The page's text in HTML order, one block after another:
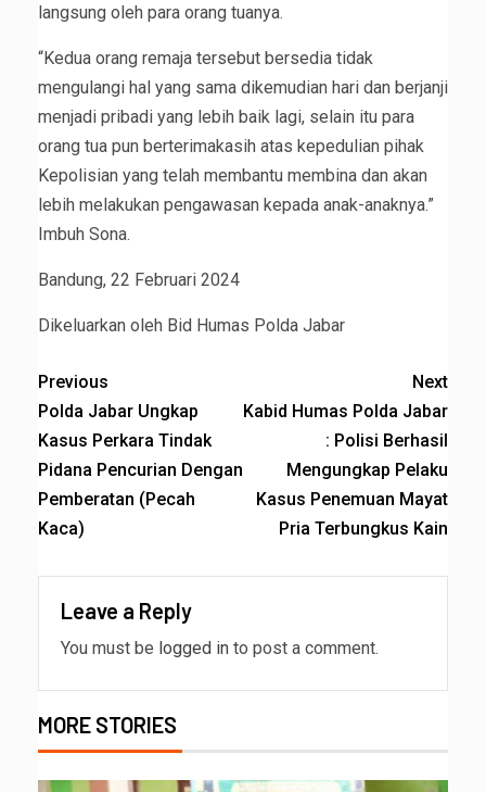
langsung oleh para orang tuanya.
“Kedua orang remaja tersebut bersedia tidak
mengulangi hal yang sama dikemudian hari dan berjanji
menjadi pribadi yang lebih baik lagi, selain itu para
orang tua pun berterimakasih atas kepedulian pihak
Kepolisian yang telah membantu membina dan akan
lebih melakukan pengawasan kepada anak-anaknya.”
Imbuh Sona.
Bandung, 22 Februari 2024
Dikeluarkan oleh Bid Humas Polda Jabar
Previous
Polda Jabar Ungkap
Kasus Perkara Tindak
Pidana Pencurian Dengan
Pemberatan (Pecah
Kaca)
Next
Kabid Humas Polda Jabar
: Polisi Berhasil
Mengungkap Pelaku
Kasus Penemuan Mayat
Pria Terbungkus Kain
Leave a Reply
You must be logged in to post a comment.
MORE STORIES